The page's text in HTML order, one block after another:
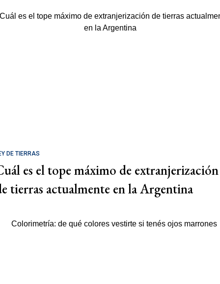
DE TIERRAS
es el tope máximo de extranjerización
tierras actualmente en la Argentina